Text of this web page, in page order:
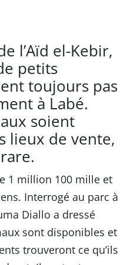
l’Aïd el-Kebir,
petits
toujours pas
à Labé.
soient
lieux de vente,
1 million 100 mille et
Interrogé au parc à
Diallo a dressé
sont disponibles et
trouveront ce qu’ils